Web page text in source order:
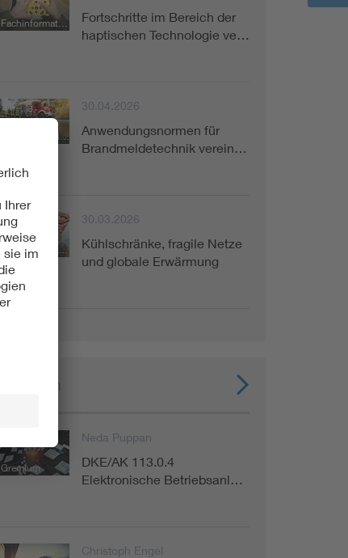
Fachinformation
Fortschritte im Bereich der
haptischen Technologie ve…
Kurzinformation
30.04.2026
Anwendungsnormen für
Brandmeldetechnik verein…
Fachinformation
30.03.2026
Kühlschränke, fragile Netze
und globale Erwärmung
Experten
Gremium
Neda Puppan
DKE/AK 113.0.4
Elektronische Betriebsanl…
Christoph Engel